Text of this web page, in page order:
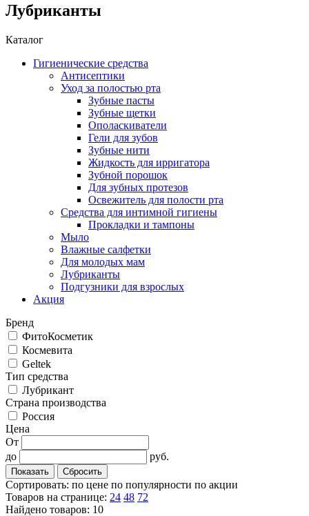
Лубриканты
Каталог
Гигиенические средства
Антисептики
Уход за полостью рта
Зубные пасты
Зубные щетки
Ополаскиватели
Гели для зубов
Зубные нити
Жидкость для ирригатора
Зубной порошок
Для зубных протезов
Освежитель для полости рта
Средства для интимной гигиены
Прокладки и тампоны
Мыло
Влажные салфетки
Для молодых мам
Лубриканты
Подгузники для взрослых
Акция
Бренд
ФитоКосметик
Космевита
Geltek
Тип средства
Лубрикант
Cтрана производства
Россия
Цена
От
до
руб.
Сортировать: по цене по популярности по акции
Товаров на странице: 24 48 72
Найдено товаров: 10